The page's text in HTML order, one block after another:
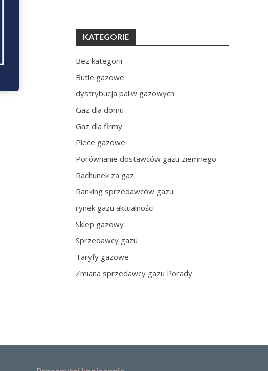
KATEGORIE
Bez kategorii
Butle gazowe
dystrybucja paliw gazowych
Gaz dla domu
Gaz dla firmy
Piece gazowe
Porównanie dostawców gazu ziemnego
Rachunek za gaz
Ranking sprzedawców gazu
rynek gazu aktualności
Sklep gazowy
Sprzedawcy gazu
Taryfy gazowe
Zmiana sprzedawcy gazu Porady